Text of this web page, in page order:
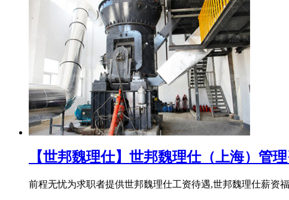
【世邦魏理仕】世邦魏理仕（上海）管
前程无忧为求职者提供世邦魏理仕工资待遇,世邦魏理仕薪资